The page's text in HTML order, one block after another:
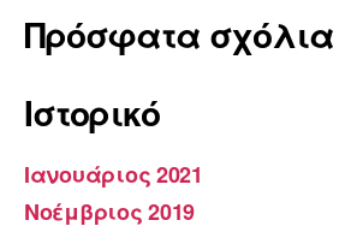
Πρόσφατα σχόλια
Ιστορικό
Ιανουάριος 2021
Νοέμβριος 2019